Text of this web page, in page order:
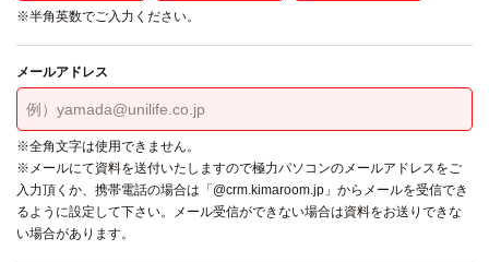
※半角英数でご入力ください。
メールアドレス
※全角文字は使用できません。
※メールにて資料を送付いたしますので極力パソコンのメールアドレスをご
入力頂くか、携帯電話の場合は「@crm.kimaroom.jp」からメールを受信でき
るように設定して下さい。メール受信ができない場合は資料をお送りできな
い場合があります。